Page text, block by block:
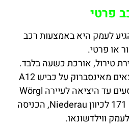
פרטי
לעמק היא באמצעות רכב
או פרטי.
טירול, אורכת כשעה בלבד.
המסלול פשוט ונוח: יוצאים מאינסברוק על כביש A12
המהיר לכיוון מזרח, נוסעים עד היציאה לעיירה Wörgl
ומשם ממשיכים בכביש 171 לכיוון Niederau, הכניסה
ווילדשונאו.